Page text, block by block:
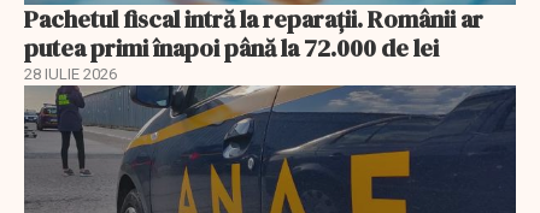
Pachetul fiscal intră la reparații. Românii ar
putea primi înapoi până la 72.000 de lei
28 IULIE 2026